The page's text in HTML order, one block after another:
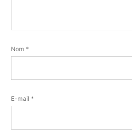
Nom *
E-mail *